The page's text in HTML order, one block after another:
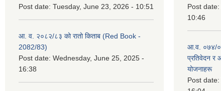
Post date: Tuesday, June 23, 2026 - 10:51
आ. व. २०८२/८३ को रातो किताब (Red Book -
2082/83)
Post date: Wednesday, June 25, 2025 -
16:38
Post date:
10:46
आ.व. ०७४/
प्रतिवेदन र
योजनाहरू
Post date: